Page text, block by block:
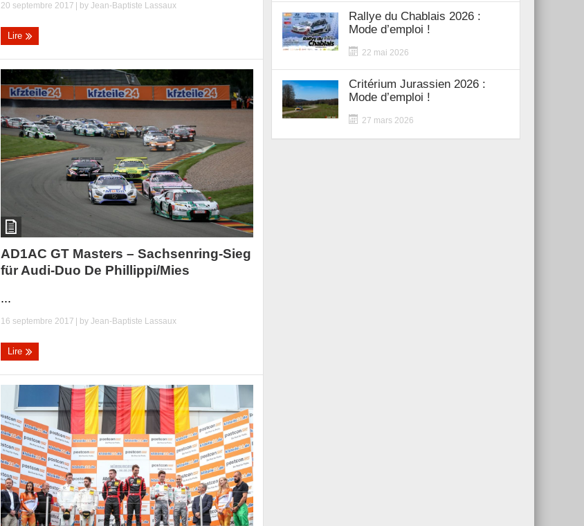
20 septembre 2017 | byJean-Baptiste Lassaux
Lire
AD1AC GT Masters – Sachsenring-Sieg
für Audi-Duo De Phillippi/Mies
...
16 septembre 2017 | byJean-Baptiste Lassaux
Lire
Rallye du Chablais 2026 :
Mode d’emploi !
22 mai 2026
Critérium Jurassien 2026 :
Mode d’emploi !
27 mars 2026